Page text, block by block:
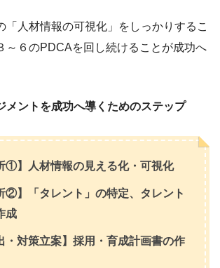
「人材情報の可視化」をしっかりするこ
～６のPDCAを回し続けることが成功へ
ントを成功へ導くためのステップ
①】人材情報の見える化・可視化
②】「タレント」の特定、タレント
成
・対策立案】採用・育成計画書の作